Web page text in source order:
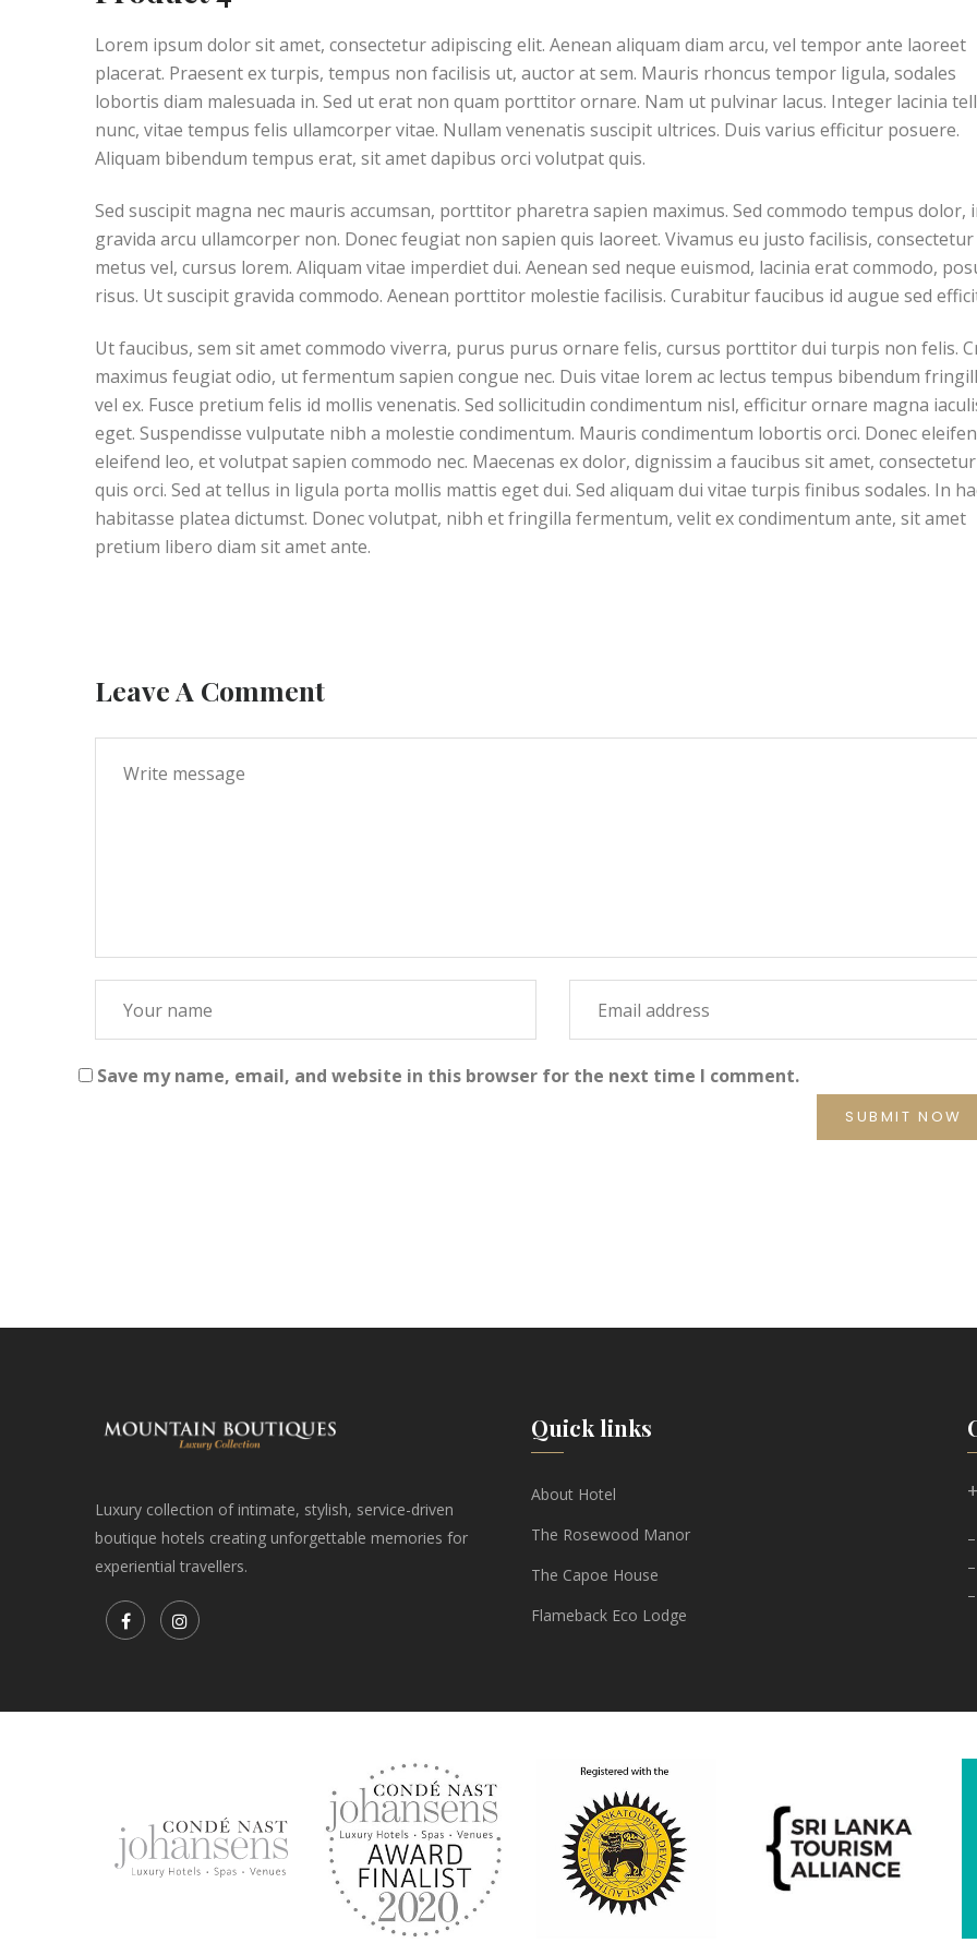
Lorem ipsum dolor sit amet, consectetur adipiscing elit. Aenean aliquam diam arcu, vel tempor ante laoreet
placerat. Praesent ex turpis, tempus non facilisis ut, auctor at sem. Mauris rhoncus tempor ligula, sodales
lobortis diam malesuada in. Sed ut erat non quam porttitor ornare. Nam ut pulvinar lacus. Integer lacinia
nunc, vitae tempus felis ullamcorper vitae. Nullam venenatis suscipit ultrices. Duis varius efficitur posuere.
Aliquam bibendum tempus erat, sit amet dapibus orci volutpat quis.
Sed suscipit magna nec mauris accumsan, porttitor pharetra sapien maximus. Sed commodo tempus dolor,
gravida arcu ullamcorper non. Donec feugiat non sapien quis laoreet. Vivamus eu justo facilisis, consectetur
metus vel, cursus lorem. Aliquam vitae imperdiet dui. Aenean sed neque euismod, lacinia erat commodo,
risus. Ut suscipit gravida commodo. Aenean porttitor molestie facilisis. Curabitur faucibus id augue sed
Ut faucibus, sem sit amet commodo viverra, purus purus ornare felis, cursus porttitor dui turpis non felis.
maximus feugiat odio, ut fermentum sapien congue nec. Duis vitae lorem ac lectus tempus bibendum
vel ex. Fusce pretium felis id mollis venenatis. Sed sollicitudin condimentum nisl, efficitur ornare magna
eget. Suspendisse vulputate nibh a molestie condimentum. Mauris condimentum lobortis orci. Donec
eleifend leo, et volutpat sapien commodo nec. Maecenas ex dolor, dignissim a faucibus sit amet, consectetur
quis orci. Sed at tellus in ligula porta mollis mattis eget dui. Sed aliquam dui vitae turpis finibus sodales. In
habitasse platea dictumst. Donec volutpat, nibh et fringilla fermentum, velit ex condimentum ante, sit amet
pretium libero diam sit amet ante.
Leave A Comment
Save my name, email, and website in this browser for the next time I comment.
Luxury collection of intimate, stylish, service-driven
boutique hotels creating unforgettable memories for
experiential travellers.
Quick links
About Hotel
The Rosewood Manor
The Capoe House
Flameback Eco Lodge